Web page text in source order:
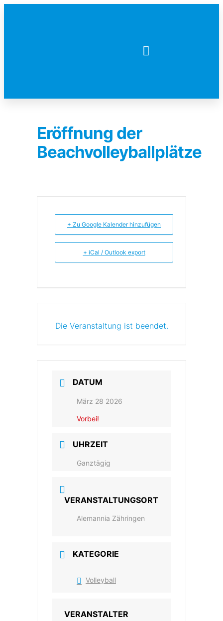
Eröffnung der
Beachvolleyballplätze
+ Zu Google Kalender hinzufügen
+ iCal / Outlook export
Die Veranstaltung ist beendet.
DATUM
März 28 2026
Vorbei!
UHRZEIT
Ganztägig
VERANSTALTUNGSORT
Alemannia Zähringen
KATEGORIE
Volleyball
VERANSTALTER